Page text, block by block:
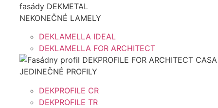
NEKONEČNÉ LAMELY
DEKLAMELLA IDEAL
DEKLAMELLA FOR ARCHITECT
JEDINEČNÉ PROFILY
DEKPROFILE CR
DEKPROFILE TR